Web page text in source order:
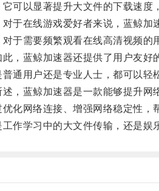
以显著提升大文件的下载速度
在线游戏爱好者来说，蓝鲸加
需要频繁观看在线高清视频的用
蓝鲸加速器还提供了用户友好的
用户还是专业人士，都可以轻
蓝鲸加速器是一款能够提升网络
网络连接、增强网络稳定性，
学习中的大文件传输，还是娱乐